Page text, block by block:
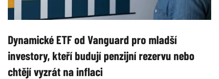
Dynamické ETF od Vanguard pro mladší
investory, kteří budují penzijní rezervu nebo
chtějí vyzrát na inflaci